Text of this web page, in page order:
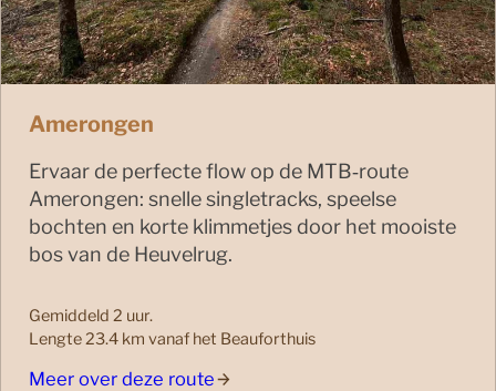
Amerongen
Ervaar de perfecte flow op de MTB‑route
Amerongen: snelle singletracks, speelse
bochten en korte klimmetjes door het mooiste
bos van de Heuvelrug.
Gemiddeld 2 uur.
Lengte 23.4 km vanaf het Beauforthuis
Meer over deze route